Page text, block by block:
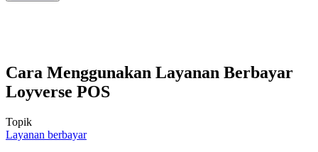
Cara Menggunakan Layanan Berbayar
Loyverse POS
Topik
Layanan berbayar